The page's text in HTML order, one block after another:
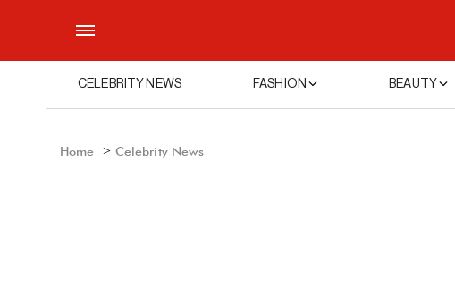
CELEBRITY NEWS FASHION BEAUTY
Home Celebrity News